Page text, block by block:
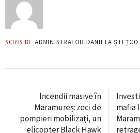
SCRIS DE ADMINISTRATOR DANIELA ȘTEȚCO
Incendii masive în
Maramureș: zeci de
pompieri mobilizați, un
elicopter Black Hawk
mafia